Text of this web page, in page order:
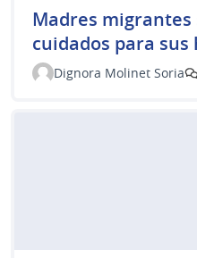
Madres migrantes
cuidados para
Dignora Molinet Soria